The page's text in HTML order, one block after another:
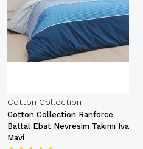
Cotton Collection
Cotton Collection Ranforce
Battal Ebat Nevresim Takımı Iva
Mavi